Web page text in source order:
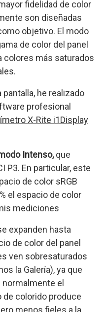
fidelidad de color
son diseñadas
objetivo. El modo
de color del panel
colores más saturados
pantalla, he realizado
profesional
X-Rite i1Display
Intenso,que
P3. En particular, este
de color sRGB
el espacio de color
mediciones
expanden hasta
de color del panel
ven sobresaturados
la Galería), ya que
el
de colorido produce